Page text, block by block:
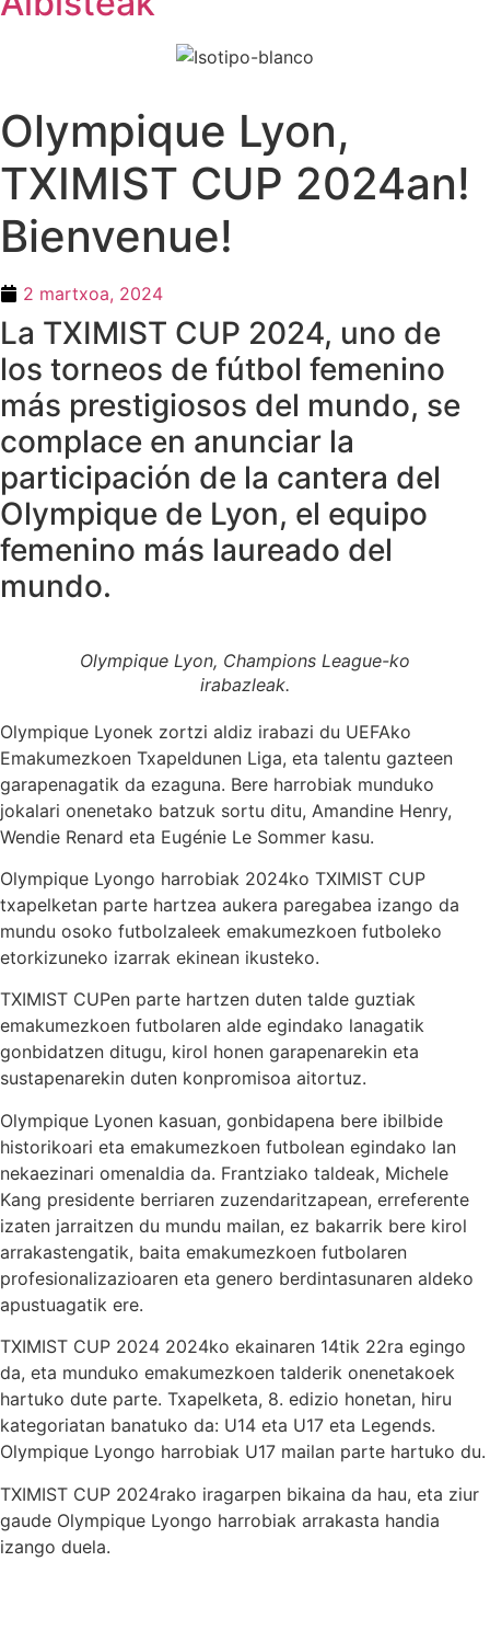
Olympique Lyon,
TXIMIST CUP 2024an!
Bienvenue!
2 martxoa, 2024
La TXIMIST CUP 2024, uno de
los torneos de fútbol femenino
más prestigiosos del mundo, se
complace en anunciar la
participación de la cantera del
Olympique de Lyon, el equipo
femenino más laureado del
mundo.
Olympique Lyon, Champions League-ko
irabazleak.
Olympique Lyonek zortzi aldiz irabazi du UEFAko
Emakumezkoen Txapeldunen Liga, eta talentu gazteen
garapenagatik da ezaguna. Bere harrobiak munduko
jokalari onenetako batzuk sortu ditu, Amandine Henry,
Wendie Renard eta Eugénie Le Sommer kasu.
Olympique Lyongo harrobiak 2024ko TXIMIST CUP
txapelketan parte hartzea aukera paregabea izango da
mundu osoko futbolzaleek emakumezkoen futboleko
etorkizuneko izarrak ekinean ikusteko.
TXIMIST CUPen parte hartzen duten talde guztiak
emakumezkoen futbolaren alde egindako lanagatik
gonbidatzen ditugu, kirol honen garapenarekin eta
sustapenarekin duten konpromisoa aitortuz.
Olympique Lyonen kasuan, gonbidapena bere ibilbide
historikoari eta emakumezkoen futbolean egindako lan
nekaezinari omenaldia da. Frantziako taldeak, Michele
Kang presidente berriaren zuzendaritzapean, erreferente
izaten jarraitzen du mundu mailan, ez bakarrik bere kirol
arrakastengatik, baita emakumezkoen futbolaren
profesionalizazioaren eta genero berdintasunaren aldeko
apustuagatik ere.
TXIMIST CUP 2024 2024ko ekainaren 14tik 22ra egingo
da, eta munduko emakumezkoen talderik onenetakoek
hartuko dute parte. Txapelketa, 8. edizio honetan, hiru
kategoriatan banatuko da: U14 eta U17 eta Legends.
Olympique Lyongo harrobiak U17 mailan parte hartuko du.
TXIMIST CUP 2024rako iragarpen bikaina da hau, eta ziur
gaude Olympique Lyongo harrobiak arrakasta handia
izango duela.